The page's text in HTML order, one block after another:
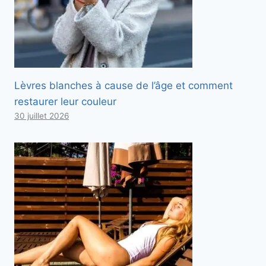
d
e
s
s
o
u
s
.
Lèvres blanches à cause de l’âge et comment
restaurer leur couleur
30 juillet 2026